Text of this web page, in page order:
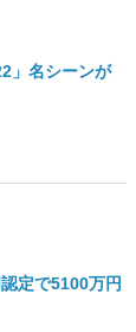
」名シーンが
定で5100万円